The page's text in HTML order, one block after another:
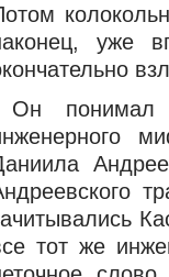
уже
Он понимал
тот же